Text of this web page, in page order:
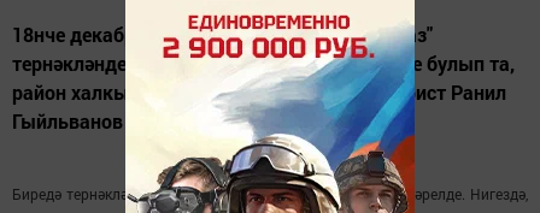
18нче декабрь көнне Чепьяда урнашкан "Наз"
тернәкләндерү бүлегендә, мөмкинлеге чикле булып та,
район халкына юридик ярдәм күрсәтүче юрист Ранил
Гыйльванов белән очрашу оештырылды.
Биредә тернәкләнү үтүче 28 кеше өчен консультация үткәрелде. Нигездә,